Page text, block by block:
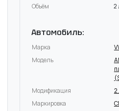
Объём 2
Автомобиль:
Марка
Модель
Модификация
Маркировка